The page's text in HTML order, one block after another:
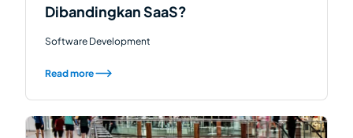
Dibandingkan SaaS?
Software Development
Read more